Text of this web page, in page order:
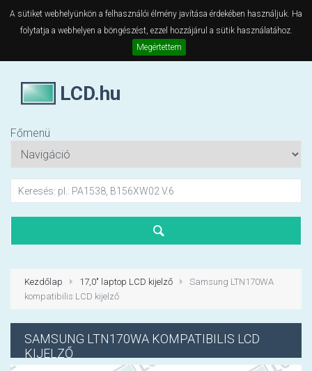
A sütiket webhelyünkön a felhasználói élmény javítása érdekében használjuk. Ha
folytatja a webhelyen a böngészést, ezzel hozzájárul a sütik használatához.
Megértettem
LCD.hu
Főmenü
Kezdőlap 17,0" laptop LCD kijelző
Samsung LTN170WA
kompatibilis LCD kijelző
SAMSUNG LTN170WA KOMPATIBILIS LCD
KIJELZŐ